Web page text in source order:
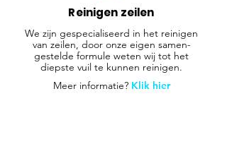
Reinigen zeilen
We zijn gespecialiseerd in het reinigen
van zeilen, door onze eigen samen-
gestelde formule weten wij tot het
diepste vuil te kunnen reinigen.
Meer informatie? Klik hier